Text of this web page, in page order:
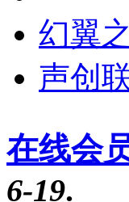
幻翼
声创
在线会
6-19.